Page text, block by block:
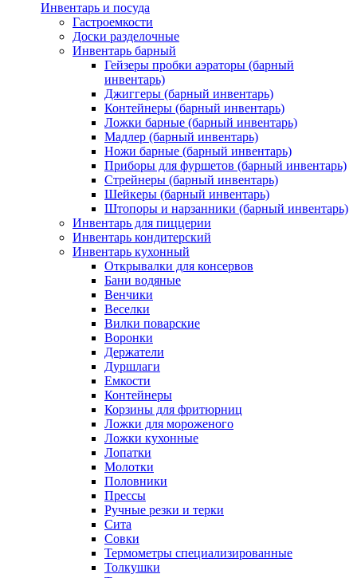
Инвентарь и посуда
Гастроемкости
Доски разделочные
Инвентарь барный
Гейзеры пробки аэраторы (барный
инвентарь)
Джиггеры (барный инвентарь)
Контейнеры (барный инвентарь)
Ложки барные (барный инвентарь)
Мадлер (барный инвентарь)
Ножи барные (барный инвентарь)
Приборы для фуршетов (барный инвентарь)
Стрейнеры (барный инвентарь)
Шейкеры (барный инвентарь)
Штопоры и нарзанники (барный инвентарь)
Инвентарь для пиццерии
Инвентарь кондитерский
Инвентарь кухонный
Открывалки для консервов
Бани водяные
Венчики
Веселки
Вилки поварские
Воронки
Держатели
Дуршлаги
Емкости
Контейнеры
Корзины для фритюрниц
Ложки для мороженого
Ложки кухонные
Лопатки
Молотки
Половники
Прессы
Ручные резки и терки
Сита
Совки
Термометры специализированные
Толкушки